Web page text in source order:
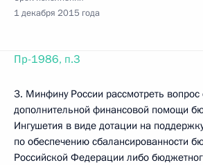
1 декабря 2015 года
Пр-1986, п.3
3. Минфину России рассмотреть
дополнительной финансовой помощи
Ингушетия в виде дотации на
по обеспечению сбалансированности
Российской Федерации либо